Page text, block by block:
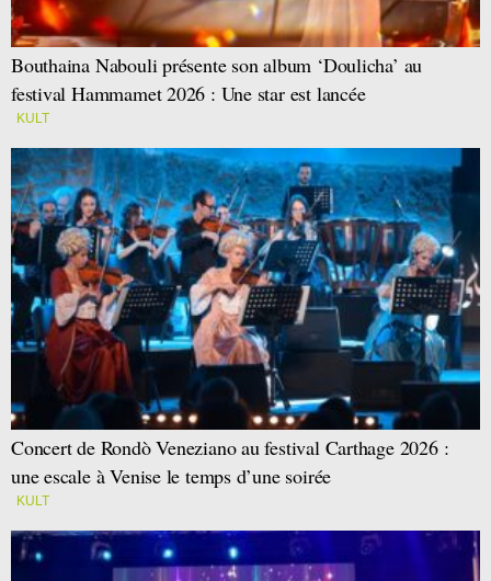
Bouthaina Nabouli présente son album ‘Doulicha’ au
festival Hammamet 2026 : Une star est lancée
KULT
Concert de Rondò Veneziano au festival Carthage 2026 :
une escale à Venise le temps d’une soirée
KULT